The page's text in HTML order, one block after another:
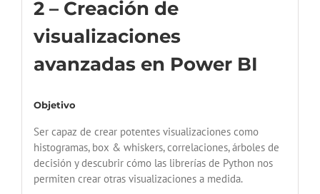
2 – Creación de
visualizaciones
avanzadas en Power BI
Objetivo
Ser capaz de crear potentes visualizaciones como
histogramas, box & whiskers, correlaciones, árboles de
decisión y descubrir cómo las librerías de Python nos
permiten crear otras visualizaciones a medida.